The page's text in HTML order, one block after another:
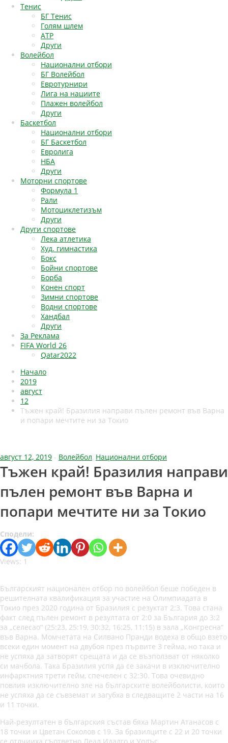
Тенис
БГ Тенис
Голям шлем
АТР
Други
Волейбол
Национални отбори
БГ Волейбол
Евротурнири
Лига на нациите
Плажен волейбол
Други
Баскетбол
Национални отбори
БГ Баскетбол
Евролига
НБА
Други
Моторни спортове
Формула 1
Рали
Мотоциклетизъм
Други
Други спортове
Лека атлетика
Худ. гимнастика
Бокс
Бойни спортове
Борба
Конен спорт
Зимни спортове
Водни спортове
Хандбал
Други
За Реклама
FIFA World 26
Qatar2022
Начало
2019
август
12
Тъжен край! Бразилия направи пълен ремонт във Варна
и попари мечтите ни за Токио
август 12, 2019 - Волейбол, Национални отбори
Тъжен край! Бразилия направи
пълен ремонт във Варна и
попари мечтите ни за Токио
Сподели:
Views: 1
Българският национален отбор по волейбол беше победен в
решителната квалификация за участие на Олимпиадата в
Токио през 2020 година от Бразилия с резуктат 2:3. Това стана
факт след пълен ремонт в резултата от 2:0 за България до 3:2
за „селесао“ (25:23, 25:19, 30:32, 16:25, 11:15) в зала „Конгресна“
във Варна. Момчетата на Силвано Пранди водеха в общо взето
всеки един момент на двубоя през първите 3 гейма, но така и
не успяха да затворят срещата и да се възползват от няколко
си мачбола. Така Бразилия успя да се закачи в изключително
инфарктния трети гейм, спечелен с 32:30. Това очевидно
повлия изключително зле на българските волейболисти, които
не успяха да се съвземат и загубха в следващите 2 части на 16
и 11 точки.
Най-резултатен в българския състав бяха Мартин Атанасов с
18 точки и Цветан Соколов с 19. За бразилците с 22 и 20 точки